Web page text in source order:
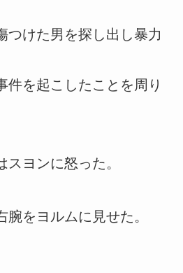
つけた男を探し出し暴力
件を起こしたことを周り
スヨンに怒った。
をヨルムに見せた。